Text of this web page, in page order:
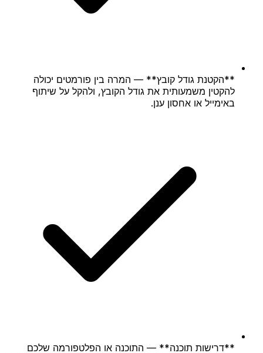
**הקטנת גודל קובץ** — המרה בין פורמטים יכולה
להקטין משמעותית את גודל הקובץ, ולהקל על שיתוף
באימייל או אחסון ענן.
**דרישות תוכנה** — התוכנה או הפלטפורמה שלכם